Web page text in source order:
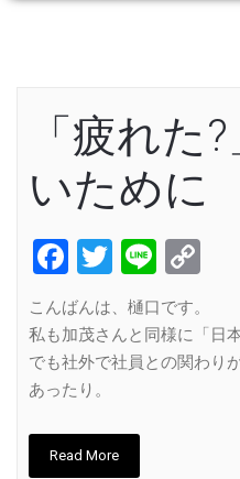
「疲れた
いために
Facebook
Twitter
Line
こんばんは、樋口です。
私も加茂さんと同様に「日
でも社外で社員との関わり
あったり。
Read More